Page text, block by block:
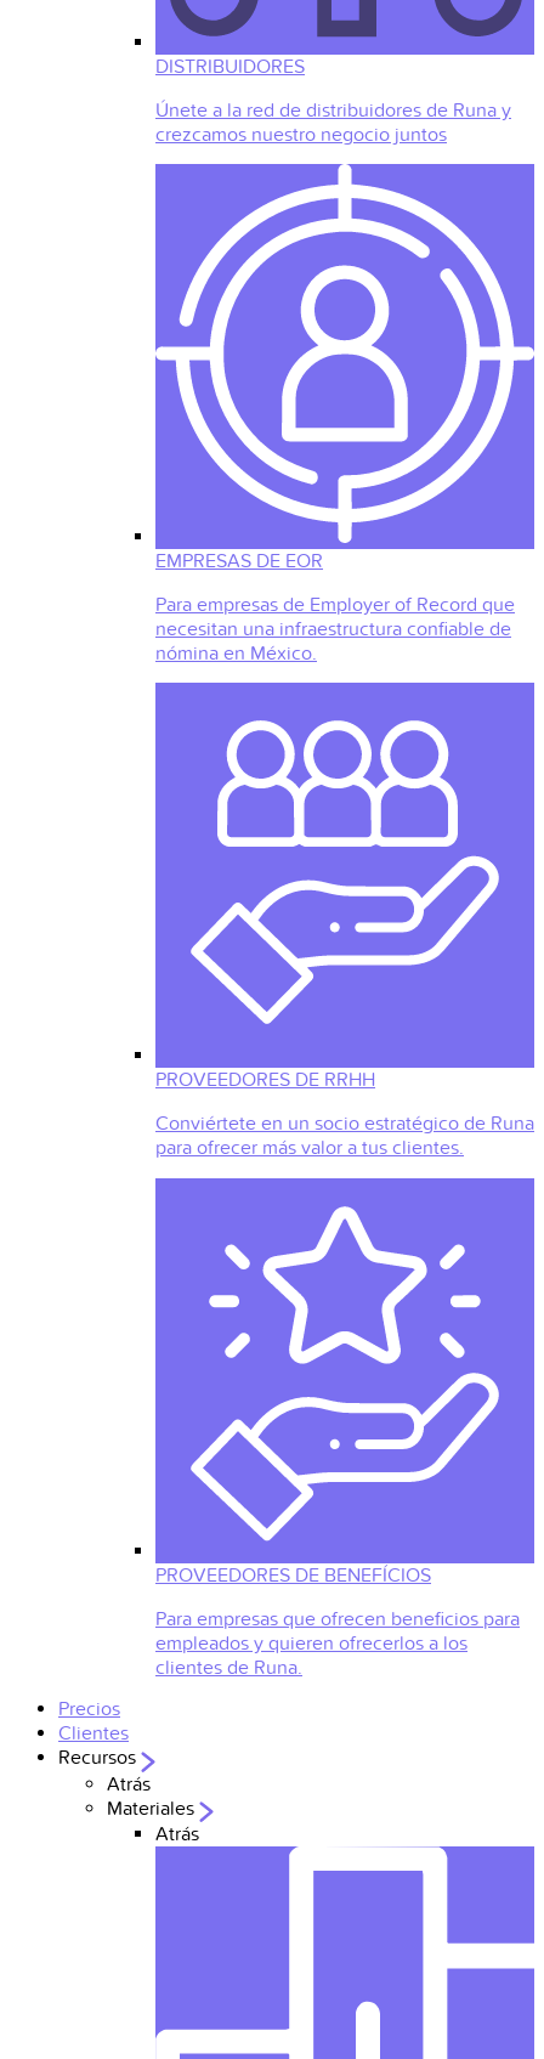
DISTRIBUIDORES
Únete a la red de distribuidores de Runa y
crezcamos nuestro negocio juntos
EMPRESAS DE EOR
Para empresas de Employer of Record que
necesitan una infraestructura confiable de
nómina en México.
PROVEEDORES DE RRHH
Conviértete en un socio estratégico de Runa
para ofrecer más valor a tus clientes.
PROVEEDORES DE BENEFÍCIOS
Para empresas que ofrecen beneficios para
empleados y quieren ofrecerlos a los
clientes de Runa.
Precios
Clientes
Recursos
Atrás
Materiales
Atrás